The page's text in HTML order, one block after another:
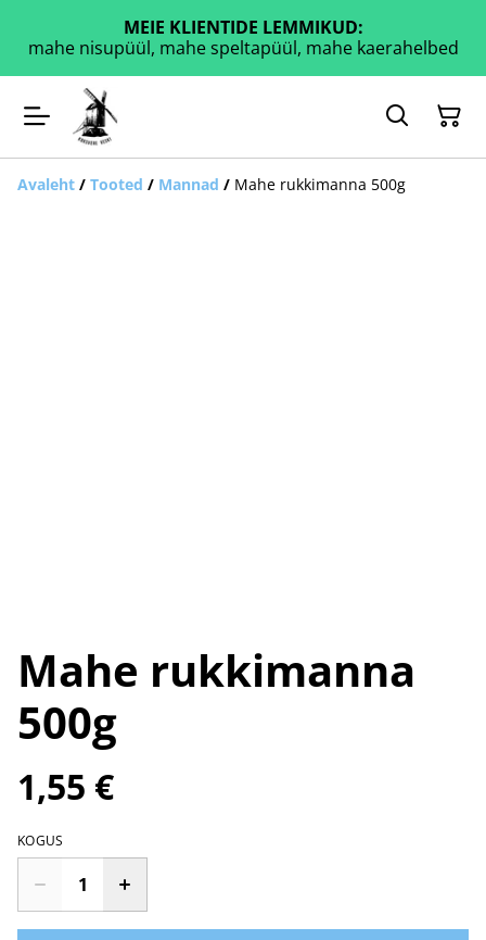
MEIE KLIENTIDE LEMMIKUD:
mahe nisupüül, mahe speltapüül, mahe kaerahelbed
Avaleht / Tooted / Mannad / Mahe rukkimanna 500g
Mahe rukkimanna
500g
1,55 €
KOGUS